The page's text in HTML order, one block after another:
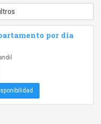
por dia